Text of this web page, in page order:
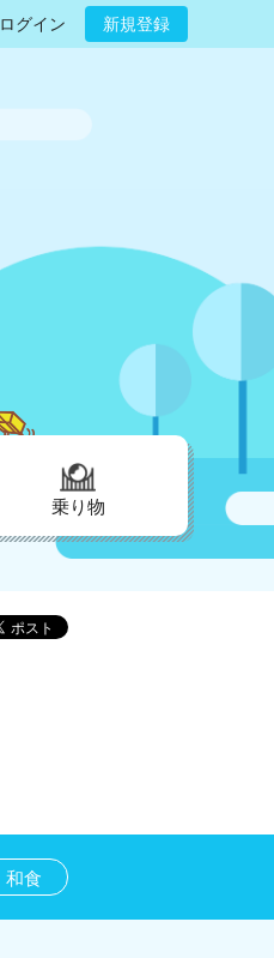
ログイン 新規登録
乗り物
和食